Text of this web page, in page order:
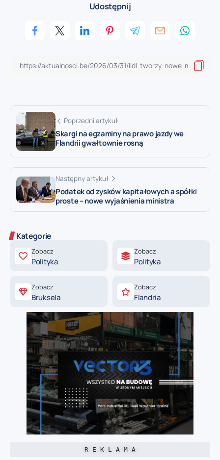
Udostępnij
Poprzedni artykuł
Skargi na egzaminy na prawo jazdy we
Flandrii gwałtownie rosną
Następny artykuł
Podatek od zysków kapitałowych a spółki
proste – nowe wyjaśnienia ministra
Kategorie
Zobacz
Polityka
Zobacz
Polityka
Zobacz
Bruksela
Zobacz
Flandria
R E K L A M A